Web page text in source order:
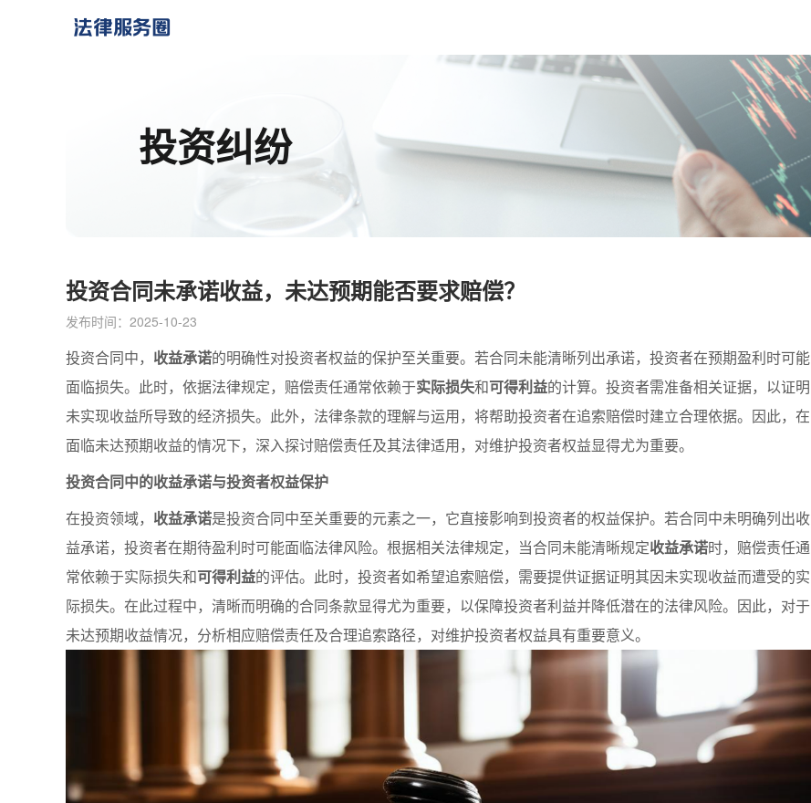
投资纠纷
投资合同未承诺收益，未达预期能否要求赔偿？​
发布时间：2025-10-23
投资合同中， 收益承诺的明确性对投资者权益的保护至关重要。若合同未能清晰列出承诺，投资者在预期盈利时可能
面临损失。此时，依据法律规定，赔偿责任通常依赖于实际损失和可得利益的计算。投资者需准备相关证据，以证明
未实现收益所导致的经济损失。此外，法律条款的理解与运用，将帮助投资者在追索赔偿时建立合理依据。因此，在
面临未达预期收益的情况下，深入探讨赔偿责任及其法律适用，对维护投资者权益显得尤为重要。
投资合同中的收益承诺与投资者权益保护
在投资领域， 收益承诺是投资合同中至关重要的元素之一，它直接影响到投资者的权益保护。若合同中未明确列出收
益承诺，投资者在期待盈利时可能面临法律风险。根据相关法律规定，当合同未能清晰规定收益承诺时，赔偿责任通
常依赖于实际损失和可得利益的评估。此时，投资者如希望追索赔偿，需要提供证据证明其因未实现收益而遭受的实
际损失。在此过程中，清晰而明确的合同条款显得尤为重要，以保障投资者利益并降低潜在的法律风险。因此，对于
未达预期收益情况，分析相应赔偿责任及合理追索路径，对维护投资者权益具有重要意义。